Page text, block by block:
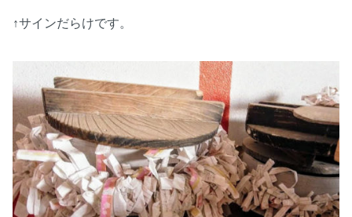
↑サインだらけです。